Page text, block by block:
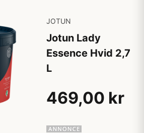
JOTUN
Jotun Lady
Essence Hvid 2,7
L
469,00 kr